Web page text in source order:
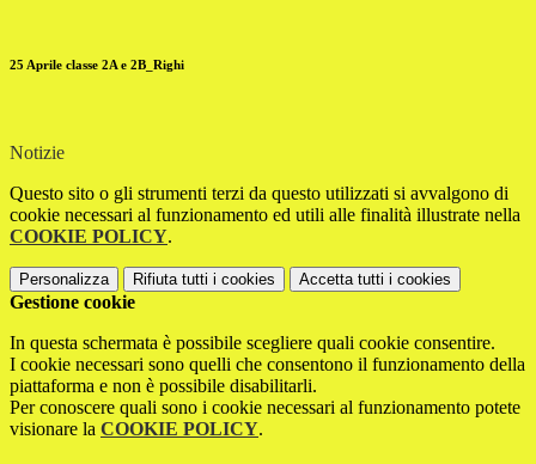
25 Aprile classe 2A e 2B_Righi
Notizie
Questo sito o gli strumenti terzi da questo utilizzati si avvalgono di
cookie necessari al funzionamento ed utili alle finalità illustrate nella
COOKIE POLICY.
Personalizza Rifiuta tutti i cookies Accetta tutti i cookies
Gestione cookie
In questa schermata è possibile scegliere quali cookie consentire.
I cookie necessari sono quelli che consentono il funzionamento della
piattaforma e non è possibile disabilitarli.
Per conoscere quali sono i cookie necessari al funzionamento potete
visionare la COOKIE POLICY.